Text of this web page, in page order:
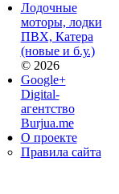
Лодочные
моторы, лодки
ПВХ, Катера
(новые и б.у.)
© 2026
Google+
Digital-
агентство
Burjua.me
О проекте
Правила сайта